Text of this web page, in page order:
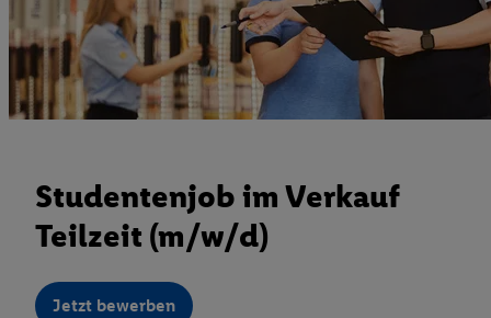
Studentenjob im Verkauf
Teilzeit (m/w/d)
Jetzt bewerben